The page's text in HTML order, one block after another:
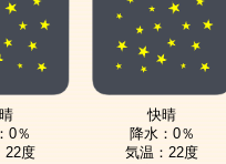
0％
22度
快晴
降水：0％
気温：22度